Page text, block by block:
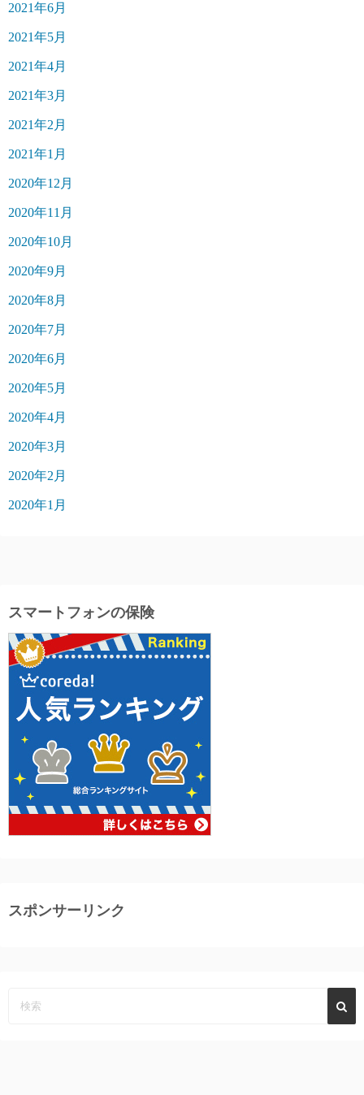
2021年6月
2021年5月
2021年4月
2021年3月
2021年2月
2021年1月
2020年12月
2020年11月
2020年10月
2020年9月
2020年8月
2020年7月
2020年6月
2020年5月
2020年4月
2020年3月
2020年2月
2020年1月
スマートフォンの保険
スポンサーリンク